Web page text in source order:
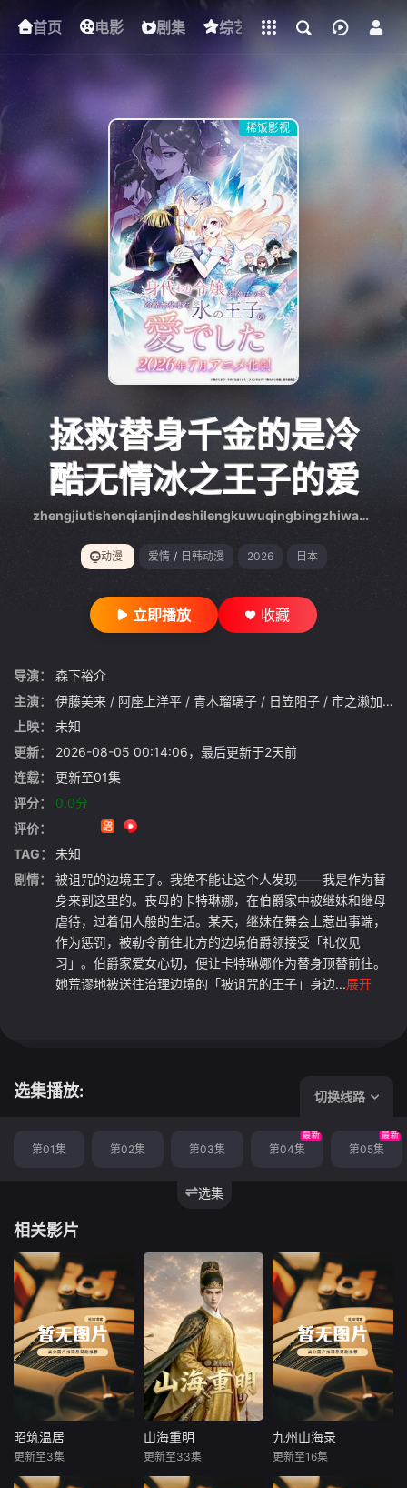
首页 电影 剧集 综艺 动漫 短剧
下载客户端
gt 0"}
稀饭影视
拯救替身千金的是冷
酷无情冰之王子的爱
zhengjiutishenqianjindeshilengkuwuqingbingzhiwangzideai
动漫 爱情 / 日韩动漫 2026 日本
立即播放 收藏
导演：
森下裕介
主演：
伊藤美来 / 阿座上洋平 / 青木瑠璃子 / 日笠阳子 / 市之濑加那
上映：
未知
更新：
2026-08-05 00:14:06，最后更新于2天前
连载：
更新至01集
评分：
0.0分
评价：
TAG：
未知
剧情：
被诅咒的边境王子。我绝不能让这个人发现——我是作为替
身来到这里的。丧母的卡特琳娜，在伯爵家中被继妹和继母
虐待，过着佣人般的生活。某天，继妹在舞会上惹出事端，
作为惩罚，被勒令前往北方的边境伯爵领接受「礼仪见
习」。伯爵家爱女心切，便让卡特琳娜作为替身顶替前往。
她荒谬地被送往治理边境的「被诅咒的王子」身边...展开
选集播放: 切换线路
选集
第01集 第02集 第03集 第04集
最新
第05集
最新
相关影片
昭筑温居
昭筑温居
更新至3集
山海重明
山海重明
更新至33集
九州山海录
九州山海录
更新至16集